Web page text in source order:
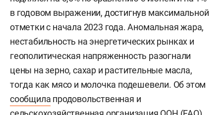
в годовом выражении, достигнув максимальной
отметки с начала 2023 года. Аномальная жара,
нестабильность на энергетических рынках и
геополитическая напряженность разогнали
цены на зерно, сахар и растительные масла,
тогда как мясо и молочка подешевели. Об этом
сообщила продовольственная и